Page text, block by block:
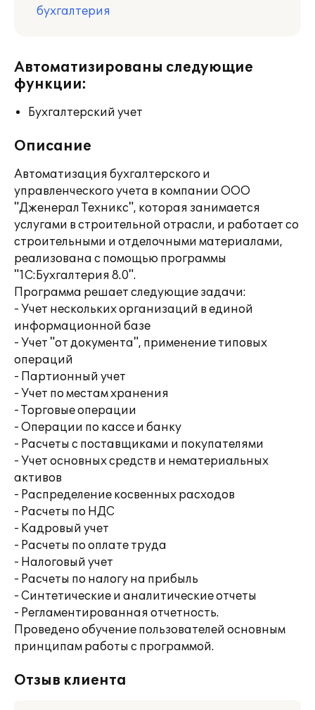
бухгалтерия
Автоматизированы следующие
функции:
Бухгалтерский учет
Описание
Автоматизация бухгалтерского и
управленческого учета в компании ООО
"Дженерал Техникс", которая занимается
услугами в строительной отрасли, и работает со
строительными и отделочными материалами,
реализована с помощью программы
"1С:Бухгалтерия 8.0".
Программа решает следующие задачи:
- Учет нескольких организаций в единой
информационной базе
- Учет "от документа", применение типовых
операций
- Партионный учет
- Учет по местам хранения
- Торговые операции
- Операции по кассе и банку
- Расчеты с поставщиками и покупателями
- Учет основных средств и нематериальных
активов
- Распределение косвенных расходов
- Расчеты по НДС
- Кадровый учет
- Расчеты по оплате труда
- Налоговый учет
- Расчеты по налогу на прибыль
- Синтетические и аналитические отчеты
- Регламентированная отчетность.
Проведено обучение пользователей основным
принципам работы с программой.
Отзыв клиента